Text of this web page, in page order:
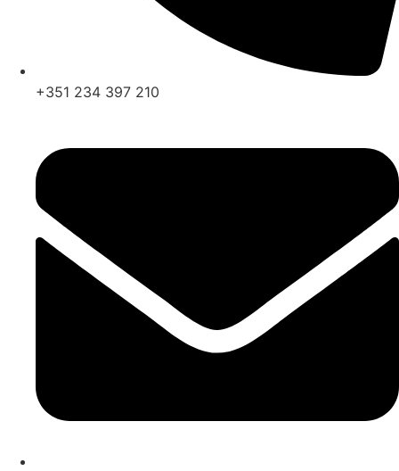
+351 234 397 210